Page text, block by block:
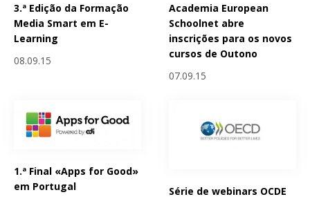
3.ª Edição da Formação
Media Smart em E-
Learning
08.09.15
Academia European
Schoolnet abre
inscrições para os novos
cursos de Outono
07.09.15
1.ª Final «Apps for Good»
em Portugal
Série de webinars OCDE